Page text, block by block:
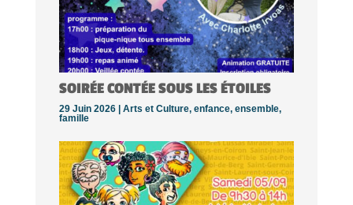
SOIRÉE CONTÉE SOUS LES ÉTOILES
29 Juin 2026 | Arts et Culture, enfance, ensemble,
famille